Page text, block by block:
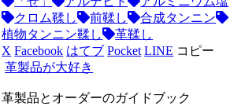
クロム鞣し
前鞣し
合成タンニン
植物タンニン鞣し
革鞣し
X Facebook はてブ Pocket LINE コピー
革製品が大好き
革製品とオーダーのガイドブック